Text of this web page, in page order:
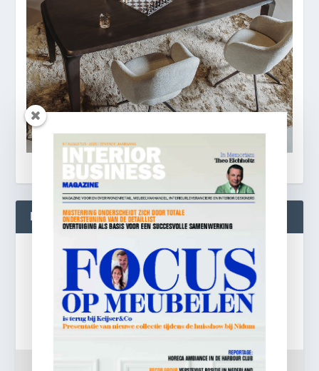
BLIJF OP DE HOOGTE!
Gratis
e-mail nieuwsbrief!
Laat je e-mailadres achter en ontvang dagelijks
ontbijtnieuws in je mailbox.